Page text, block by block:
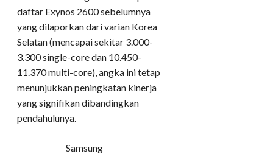
daftar Exynos 2600 sebelumnya
yang dilaporkan dari varian Korea
Selatan (mencapai sekitar 3.000-
3.300 single-core dan 10.450-
11.370 multi-core), angka ini tetap
menunjukkan peningkatan kinerja
yang signifikan dibandingkan
pendahulunya.
Samsung